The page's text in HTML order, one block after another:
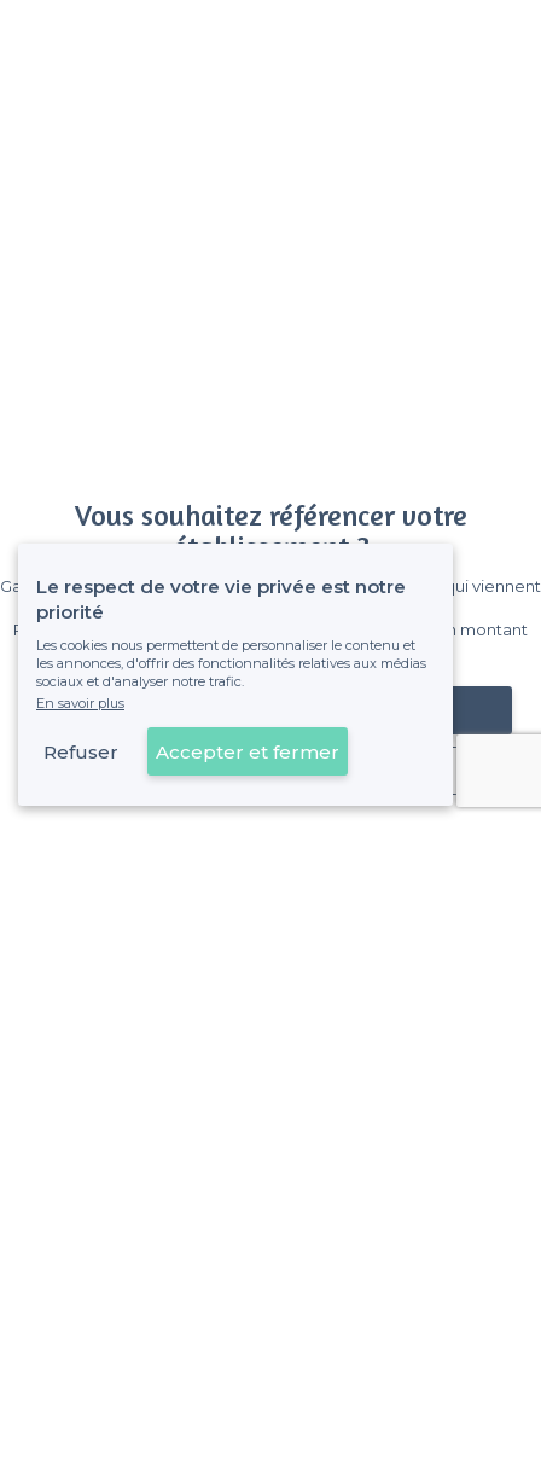
Vous souhaitez référencer votre
établissement ?
Gagnez de nombreux clients parmi le million de visiteurs qui viennent
Pas de commissions et sans engagement, vous payez un montant
fixe sans risque de voir déraper la facture.
Référencer mon établissement
Déjà client
Le respect de votre vie privée est notre
priorité
Les cookies nous permettent de personnaliser le contenu et
les annonces, d'offrir des fonctionnalités relatives aux médias
sociaux et d'analyser notre trafic.
En savoir plus
Refuser Accepter et fermer